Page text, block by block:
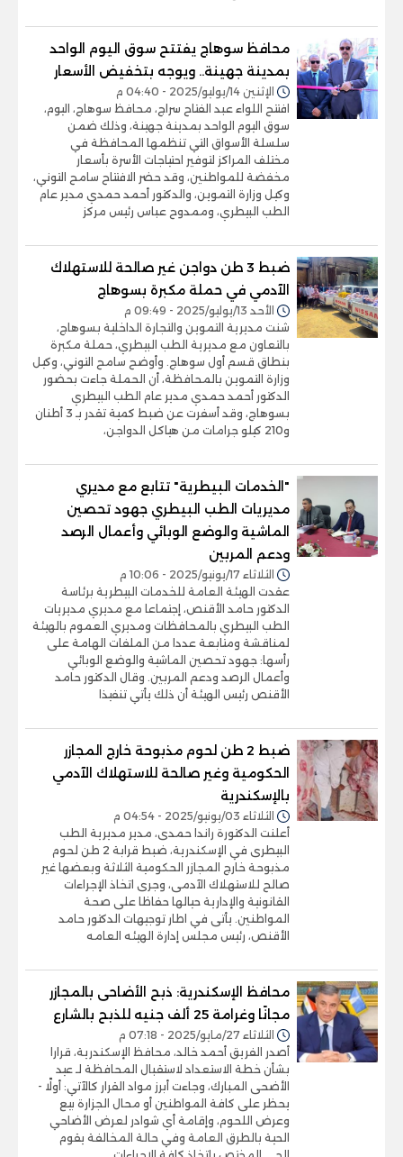
محافظ سوهاج يفتتح سوق اليوم الواحد
بمدينة جهينة.. ويوجه بتخفيض الأسعار
الإثنين 14/يوليو/2025 - 04:40 م
افتتح اللواء عبد الفتاح سراج، محافظ سوهاج، اليوم،
سوق اليوم الواحد بمدينة جهينة، وذلك ضمن
سلسلة الأسواق التي تنظمها المحافظة في
مختلف المراكز لتوفير احتياجات الأسرة بأسعار
مخفضة للمواطنين، وقد حضر الافتتاح سامح التوني،
وكيل وزارة التموين، والدكتور أحمد حمدي مدير عام
الطب البيطري، وممدوح عباس رئيس مركز
ضبط 3 طن دواجن غير صالحة للاستهلاك
الآدمي في حملة مكبرة بسوهاج
الأحد 13/يوليو/2025 - 09:49 م
شنت مديرية التموين والتجارة الداخلية بسوهاج،
بالتعاون مع مديرية الطب البيطري، حملة مكبرة
بنطاق قسم أول سوهاج. وأوضح سامح التوني، وكيل
وزارة التموين بالمحافظة، أن الحملة جاءت بحضور
الدكتور أحمد حمدي مدير عام الطب البيطري
بسوهاج، وقد أسفرت عن ضبط كمية تقدر بـ 3 أطنان
و210 كيلو جرامات من هياكل الدواجن،
"الخدمات البيطرية" تتابع مع مديري
مديريات الطب البيطري جهود تحصين
الماشية والوضع الوبائي وأعمال الرصد
ودعم المربين
الثلاثاء 17/يونيو/2025 - 10:06 م
عقدت الهيئة العامة للخدمات البيطرية برئاسة
الدكتور حامد الأقنص، إجتماعا مع مديري مديريات
الطب البيطري بالمحافظات ومديري العموم بالهيئة
لمناقشة ومتابعة عددا من الملفات الهامة على
رأسها: جهود تحصين الماشية والوضع الوبائي
وأعمال الرصد ودعم المربين. وقال الدكتور حامد
الأقنص رئيس الهيئة أن ذلك يأتي تنفيذا
ضبط 2 طن لحوم مذبوحة خارج المجازر
الحكومية وغير صالحة للاستهلاك الآدمي
بالإسكندرية
الثلاثاء 03/يونيو/2025 - 04:54 م
أعلنت الدكتورة راندا حمدى، مدير مديرية الطب
البيطرى في الإسكندرية، ضبط قرابة 2 طن لحوم
مذبوحة خارج المجازر الحكومية الثلاثة وبعضها غير
صالح للاستهلاك الآدمى، وجرى اتخاذ الإجراءات
القانونية والإدارية حيالها حفاظا على صحة
المواطنين. يأتى في اطار توجيهات الدكتور حامد
الأقنص، رئيس مجلس إدارة الهيئه العامه
محافظ الإسكندرية: ذبح الأضاحى بالمجازر
مجانًا وغرامة 25 ألف جنيه للذبح بالشارع
الثلاثاء 27/مايو/2025 - 07:18 م
أصدر الفريق أحمد خالد، محافظ الإسكندرية، قرارا
بشأن خطة الاستعداد لاستقبال المحافظة لـ عيد
الأضحى المبارك، وجاءت أبرز مواد القرار كالآتي: أولًا -
يحظر على كافة المواطنين أو محال الجزارة بيع
وعرض اللحوم، وإقامة أي شوادر لعرض الأضاحي
الحية بالطرق العامة وفي حالة المخالفة يقوم